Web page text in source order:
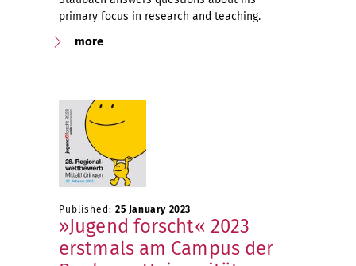
primary focus in research and teaching.
more
Published: 25 January 2023
»Jugend forscht« 2023
erstmals am Campus der